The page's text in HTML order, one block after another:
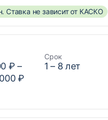
Ставка не зависит от КАСКО
₽ –
₽
Срок
1 – 8 лет